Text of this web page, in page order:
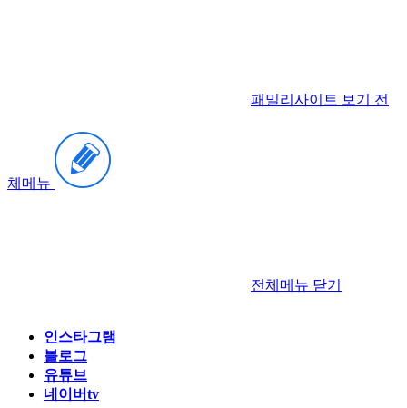
패밀리사이트 보기 전
체메뉴
전체메뉴 닫기
인스타그램
블로그
유튜브
네이버tv